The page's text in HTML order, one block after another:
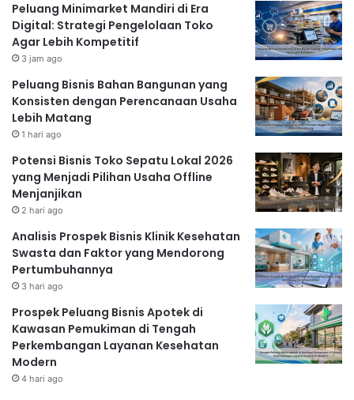
Peluang Minimarket Mandiri di Era
Digital: Strategi Pengelolaan Toko
Agar Lebih Kompetitif
3 jam ago
Peluang Bisnis Bahan Bangunan yang
Konsisten dengan Perencanaan Usaha
Lebih Matang
1 hari ago
Potensi Bisnis Toko Sepatu Lokal 2026
yang Menjadi Pilihan Usaha Offline
Menjanjikan
2 hari ago
Analisis Prospek Bisnis Klinik Kesehatan
Swasta dan Faktor yang Mendorong
Pertumbuhannya
3 hari ago
Prospek Peluang Bisnis Apotek di
Kawasan Pemukiman di Tengah
Perkembangan Layanan Kesehatan
Modern
4 hari ago